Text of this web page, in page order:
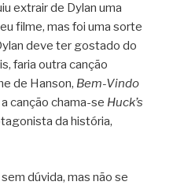
extrair de Dylan uma
filme, mas foi uma sorte
deve ter gostado do
faria outra canção
de Hanson, Bem-Vindo
canção chama-se Huck’s
da história,
dúvida, mas não se